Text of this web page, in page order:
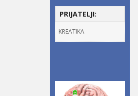
PRIJATELJI:
KREATIKA